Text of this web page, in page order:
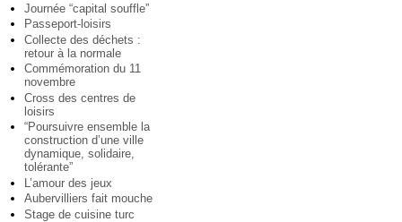
Journée “capital souffle”
Passeport-loisirs
Collecte des déchets :
retour à la normale
Commémoration du 11
novembre
Cross des centres de
loisirs
“Poursuivre ensemble la
construction d’une ville
dynamique, solidaire,
tolérante”
L’amour des jeux
Aubervilliers fait mouche
Stage de cuisine turc